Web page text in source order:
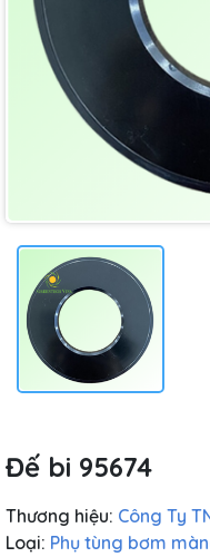
Đế bi 95674
Thương hiệu: Công Ty
Loại: Phụ tùng bơm